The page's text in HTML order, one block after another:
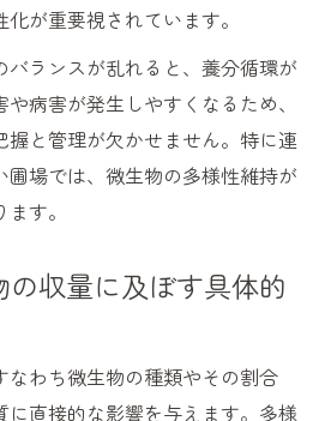
が重要視されています。
バランスが乱れると、養分循環が
病害が発生しやすくなるため、
と管理が欠かせません。特に連
場では、微生物の多様性維持が
す。
収量に及ぼす具体的
なわち微生物の種類やその割合
に直接的な影響を与えます。多様